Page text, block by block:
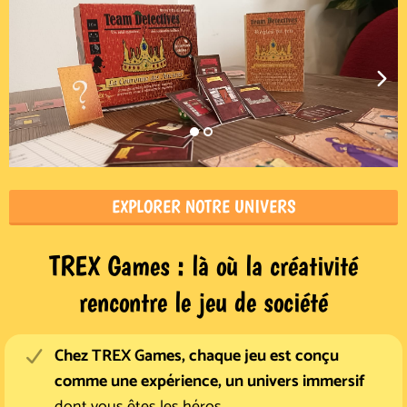
EXPLORER NOTRE UNIVERS
TREX Games : là où la créativité
rencontre le jeu de société
Chez TREX Games, chaque jeu est conçu
comme une expérience, un univers immersif